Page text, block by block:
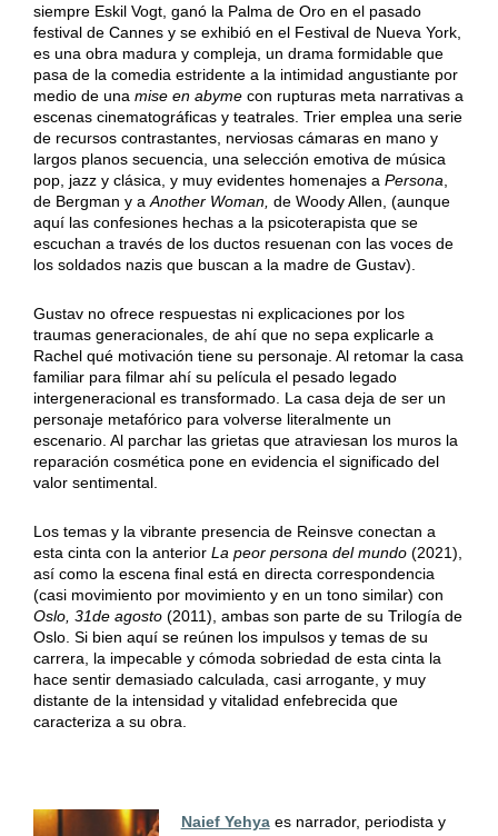
siempre Eskil Vogt, ganó la Palma de Oro en el pasado
festival de Cannes y se exhibió en el Festival de Nueva York,
es una obra madura y compleja, un drama formidable que
pasa de la comedia estridente a la intimidad angustiante por
medio de una mise en abymecon rupturas meta narrativas a
escenas cinematográficas y teatrales. Trier emplea una serie
de recursos contrastantes, nerviosas cámaras en mano y
largos planos secuencia, una selección emotiva de música
pop, jazz y clásica, y muy evidentes homenajes a Persona
de Bergman y a Another Woman, de Woody Allen, (aunque
aquí las confesiones hechas a la psicoterapista que se
escuchan a través de los ductos resuenan con las voces de
los soldados nazis que buscan a la madre de Gustav).
Gustav no ofrece respuestas ni explicaciones por los
traumas generacionales, de ahí que no sepa explicarle a
Rachel qué motivación tiene su personaje. Al retomar la casa
familiar para filmar ahí su película el pesado legado
intergeneracional es transformado. La casa deja de ser un
personaje metafórico para volverse literalmente un
escenario. Al parchar las grietas que atraviesan los muros la
reparación cosmética pone en evidencia el significado del
valor sentimental.
Los temas y la vibrante presencia de Reinsve conectan a
esta cinta con la anterior La peor persona del mundo(2021),
así como la escena final está en directa correspondencia
(casi movimiento por movimiento y en un tono similar) con
Oslo, 31de agosto(2011), ambas son parte de su Trilogía de
Oslo. Si bien aquí se reúnen los impulsos y temas de su
carrera, la impecable y cómoda sobriedad de esta cinta la
hace sentir demasiado calculada, casi arrogante, y muy
distante de la intensidad y vitalidad enfebrecida que
caracteriza a su obra.
Naief Yehyaes narrador, periodista y